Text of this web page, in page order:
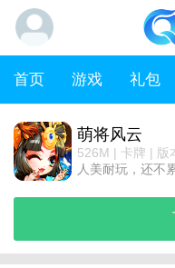
首页 游戏 礼包
萌将风云
526M | 卡牌 | 版
人美耐玩，还不